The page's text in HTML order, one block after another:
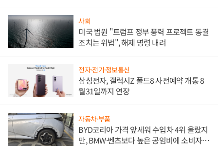
사회
미국 법원 "트럼프 정부 풍력 프로젝트 동결
조치는 위법", 해제 명령 내려
전자·전기·정보통신
삼성전자, 갤럭시Z 폴드8 사전예약 개통 8
월31일까지 연장
자동차·부품
BYD코리아 가격 앞세워 수입차 4위 올랐지
만, BMW·벤츠보다 높은 공임비에 소비자